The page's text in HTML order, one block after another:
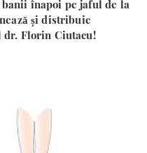
înapoi pe jaful de la
și distribuie
dr. Florin Ciutacu!